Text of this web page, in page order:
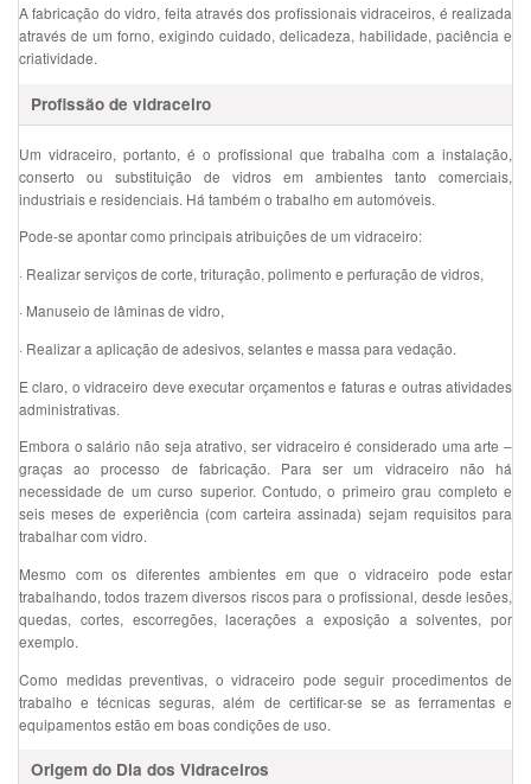
A fabricação do vidro, feita através dos profissionais vidraceiros, é realizada
através de um forno, exigindo cuidado, delicadeza, habilidade, paciência e
criatividade.
Profissão de vidraceiro
Um vidraceiro, portanto, é o profissional que trabalha com a instalação,
conserto ou substituição de vidros em ambientes tanto comerciais,
industriais e residenciais. Há também o trabalho em automóveis.
Pode-se apontar como principais atribuições de um vidraceiro:
· Realizar serviços de corte, trituração, polimento e perfuração de vidros,
· Manuseio de lâminas de vidro,
· Realizar a aplicação de adesivos, selantes e massa para vedação.
E claro, o vidraceiro deve executar orçamentos e faturas e outras atividades
administrativas.
Embora o salário não seja atrativo, ser vidraceiro é considerado uma arte –
graças ao processo de fabricação. Para ser um vidraceiro não há
necessidade de um curso superior. Contudo, o primeiro grau completo e
seis meses de experiência (com carteira assinada) sejam requisitos para
trabalhar com vidro.
Mesmo com os diferentes ambientes em que o vidraceiro pode estar
trabalhando, todos trazem diversos riscos para o profissional, desde lesões,
quedas, cortes, escorregões, lacerações a exposição a solventes, por
exemplo.
Como medidas preventivas, o vidraceiro pode seguir procedimentos de
trabalho e técnicas seguras, além de certificar-se se as ferramentas e
equipamentos estão em boas condições de uso.
Origem do Dia dos Vidraceiros